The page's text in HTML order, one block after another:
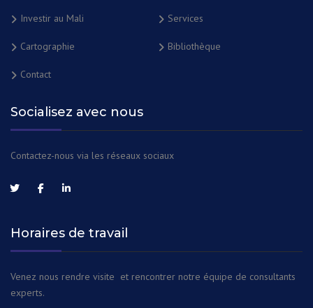
Investir au Mali Services
Cartographie Bibliothèque
Contact
Socialisez avec nous
Contactez-nous via les réseaux sociaux
Horaires de travail
Venez nous rendre visite et rencontrer notre équipe de consultants
experts.